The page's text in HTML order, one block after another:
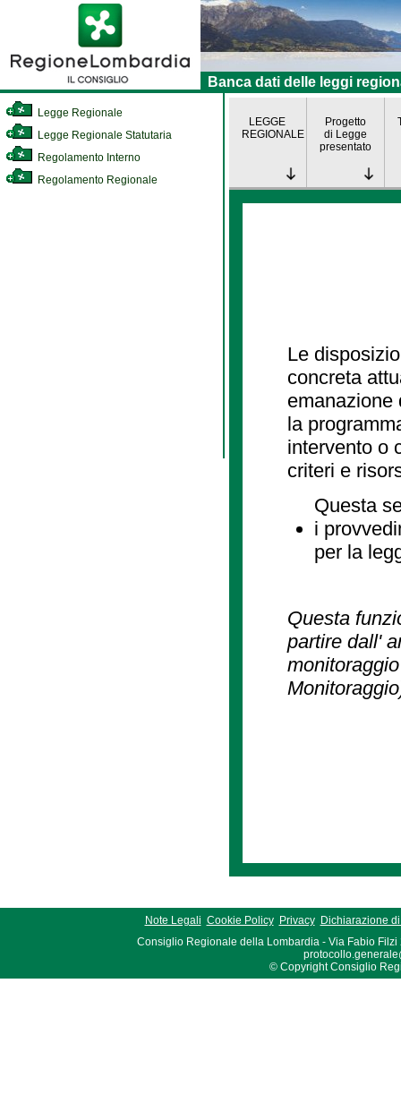
Banca dati delle leggi
Legge Regionale
Legge Regionale Statutaria
Regolamento Interno
Regolamento Regionale
LEGGE
REGIONALE
Progetto
di Legge
presentato
Le
concreta
emanazione
la
intervento o
criteri e
Questa
i
per la
Questa
partire dall'
Note Legali Cookie Policy Privacy
Dichiarazione
Consiglio Regionale della Lombardia - Via Fabio Filzi
© Copyright Consiglio